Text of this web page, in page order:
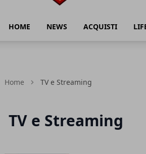
HOME NEWS ACQUISTI
Home TV e Streaming
TV e Streaming